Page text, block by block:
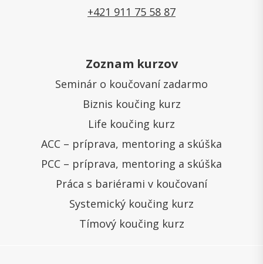
+421 911 75 58 87
Zoznam kurzov
Seminár o koučovaní zadarmo
Biznis koučing kurz
Life koučing kurz
ACC – príprava, mentoring a skúška
PCC – príprava, mentoring a skúška
Práca s bariérami v koučovaní
Systemický koučing kurz
Tímový koučing kurz